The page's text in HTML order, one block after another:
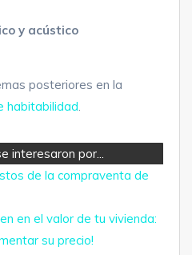
y acústico
posteriores en la
habitabilidad
interesaron por...
de la compraventa de
en el valor de tu vivienda:
su precio!